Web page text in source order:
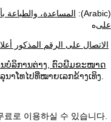
(
Arabic
)
: المساعدة، والطباعة
علىه
الاتصال على الرقم المذكور
ບໍລິການຕ່າງ ,ຕົວພີມຂະໜາດ
ນາໂທໄປທີ່ໝາຍເລກຂ້າງເທິງ
료로 이용하실 수 있습니다